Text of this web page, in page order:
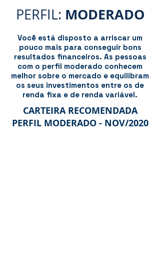
PERFIL: MODERADO
Você está disposto a arriscar um
pouco mais para conseguir bons
resultados financeiros. As pessoas
com o perfil moderado conhecem
melhor sobre o mercado e equilibram
os seus investimentos entre os de
renda fixa e de renda variável.
CARTEIRA RECOMENDADA
PERFIL MODERADO - NOV/2020